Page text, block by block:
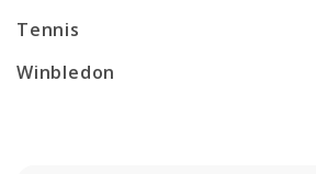
Tennis
Winbledon